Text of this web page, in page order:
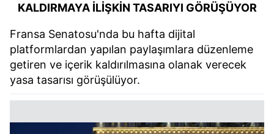
KALDIRMAYA İLİŞKİN TASARIYI GÖRÜŞÜYOR
Fransa Senatosu'nda bu hafta dijital
platformlardan yapılan paylaşımlara düzenleme
getiren ve içerik kaldırılmasına olanak verecek
yasa tasarısı görüşülüyor.